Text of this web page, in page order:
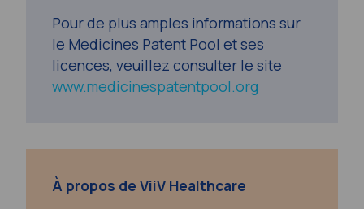
Pour de plus amples informations sur
le Medicines Patent Pool et ses
licences, veuillez consulter le site
www.medicinespatentpool.org
À propos de ViiV Healthcare